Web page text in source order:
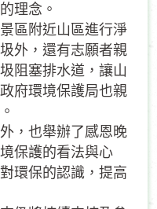
理念。
區附近山區進行淨
外，還有志願者親
阻塞排水道，讓山
府環境保護局也親
，也舉辦了感恩晚
保護的看法與心
環保的認識，提高